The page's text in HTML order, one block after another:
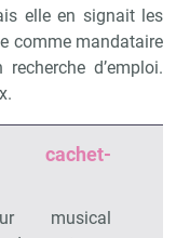
elle en signait les
comme mandataire
d’emploi.
cachet-
musical
Matin
tard